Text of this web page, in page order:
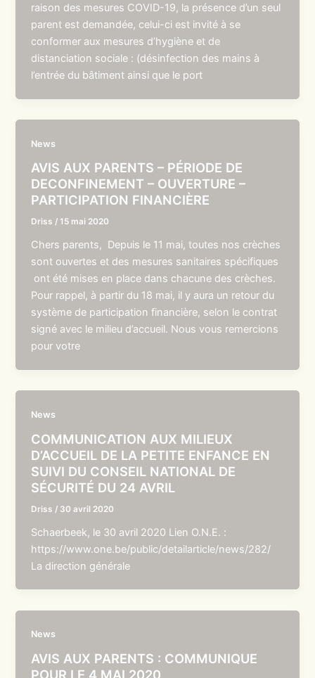
raison des mesures COVID-19, la présence d’un seul
parent est demandée, celui-ci est invité à se
conformer aux mesures d’hygiène et de
distanciation sociale : (désinfection des mains à
l’entrée du bâtiment ainsi que le port
News
AVIS AUX PARENTS – PÉRIODE DE
DECONFINEMENT – OUVERTURE –
PARTICIPATION FINANCIÈRE
Driss /15 mai 2020
Chers parents, Depuis le 11 mai, toutes nos crèches
sont ouvertes et des mesures sanitaires spécifiques
ont été mises en place dans chacune des crèches.
Pour rappel, à partir du 18 mai, il y aura un retour du
système de participation financière, selon le contrat
signé avec le milieu d’accueil. Nous vous remercions
pour votre
News
COMMUNICATION AUX MILIEUX
D’ACCUEIL DE LA PETITE ENFANCE EN
SUIVI DU CONSEIL NATIONAL DE
SÉCURITÉ DU 24 AVRIL
Driss / 30 avril 2020
Schaerbeek, le 30 avril 2020 Lien O.N.E. :
https://www.one.be/public/detailarticle/news/282/
La direction générale
News
AVIS AUX PARENTS : COMMUNIQUE
POUR LE 4 MAI 2020